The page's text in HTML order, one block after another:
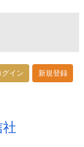
グイン 新規登録